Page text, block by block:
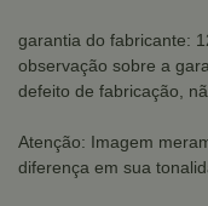
garantia do fabricante:
observação sobre a
defeito de fabricação,
Atenção: Imagem
diferença em sua